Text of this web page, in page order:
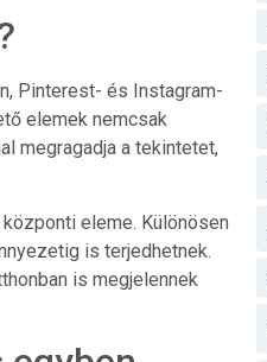
Pinterest- és Instagram-
elemek nemcsak
megragadja a tekintetet,
eleme. Különösen
is terjedhetnek.
is megjelennek